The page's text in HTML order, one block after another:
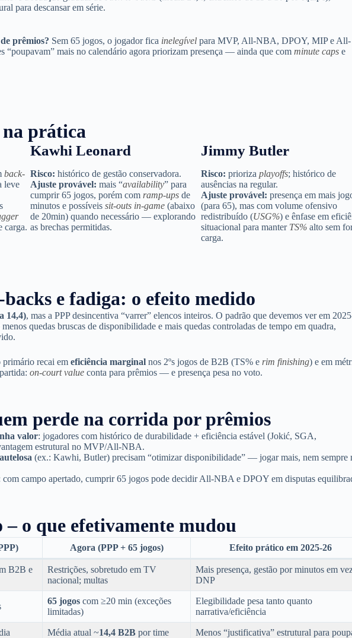
para descansar em série.
prêmios? Sem 65 jogos, o jogador fica inelegível para MVP, All-NBA, DPOY, MIP e All-
“poupavam” mais no calendário agora priorizam presença — ainda que comminute caps e
na prática
back-
leve
carga.
Kawhi Leonard
Risco: histórico de gestão conservadora.
Ajuste provável: mais “availability” para
cumprir 65 jogos, porém com ramp-ups de
minutos e possíveissit-outs in-game (abaixo
de 20min) quando necessário — explorando
as brechas permitidas.
Jimmy Butler
Risco: prioriza playoffs; histórico de
ausências na regular.
Ajuste provável: presença em mais
(para 65), mas com volume ofensivo
redistribuído (USG%) e ênfase em
situacional para manter TS%alto sem
carga.
e fadiga: o efeito medido
14,4), mas a PPP desincentiva “varrer” elencos inteiros. O padrão que devemos ver em
quedas bruscas de disponibilidade e mais quedas controladas de tempo em quadra,
primário recai emeficiência marginal nos 2ºs jogos de B2B (TS% e rim finishing) e em
on-court value conta para prêmios — e presença pesa no voto.
perde na corrida por prêmios
valor: jogadores com histórico de durabilidade + eficiência estável (Jokić, SGA,
estrutural no MVP/All-NBA.
(ex.: Kawhi, Butler) precisam “otimizar disponibilidade” — jogar mais, nem sempre
com campo apertado, cumprir 65 jogos pode decidir All-NBA e DPOY em disputas
– o que efetivamente mudou
Agora (PPP + 65 jogos) Efeito prático em 2025-26
B2B e
Restrições, sobretudo em TV
nacional; multas
Mais presença, gestão por minutos em
DNP
65 jogos com ≥20 min (exceções
limitadas)
Elegibilidade pesa tanto quanto
narrativa/eficiência
Média atual ~14,4 B2B por time Menos “justificativa” estrutural para